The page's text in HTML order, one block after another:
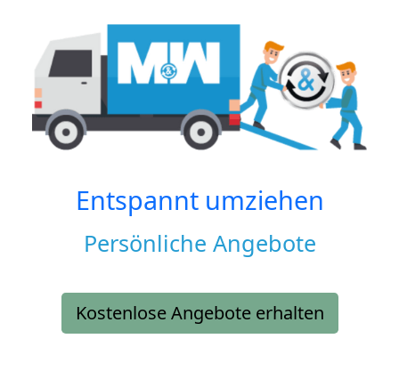
Entspannt umziehen
Persönliche Angebote
Kostenlose Angebote erhalten